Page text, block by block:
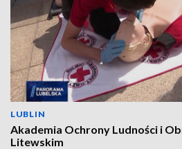
LUBLIN
Akademia Ochrony Ludności i
Litewskim